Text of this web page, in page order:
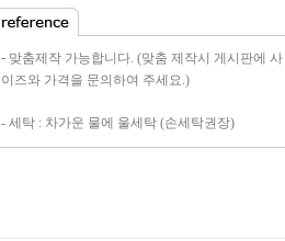
- 맞춤제작 가능합니다. (맞춤 제작시 게시판에 사
이즈와 가격을 문의하여 주세요.)
- 세 탁 : 차가운 물에 울세탁 (손세탁권장)